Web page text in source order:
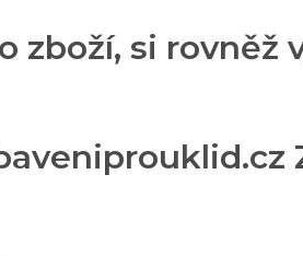
zboží, si rovněž